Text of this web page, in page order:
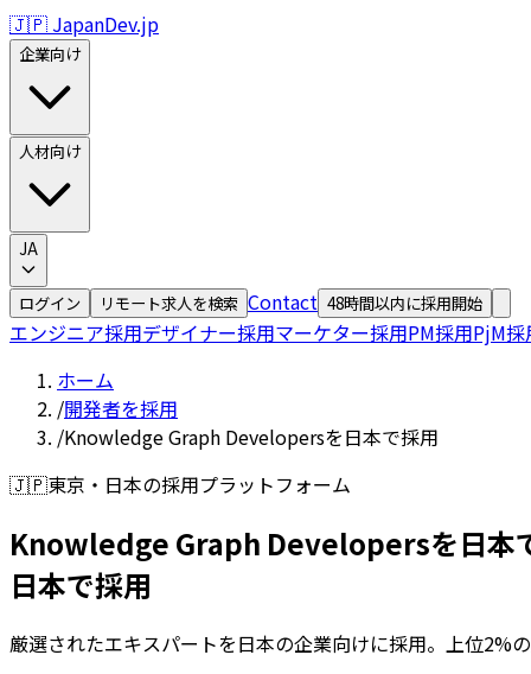
🇯🇵 JapanDev.jp
企業向け
人材向け
JA
ログイン リモート求人を検索 Contact 48時間以内に採用開始
エンジニア採用デザイナー採用マーケター採用PM採用PjM採
ホーム
/開発者を採用
/Knowledge Graph Developersを日本で採用
🇯🇵東京・日本の採用プラットフォーム
Knowledge Graph Developersを日本
日本で採用
厳選されたエキスパートを日本の企業向けに採用。上位2%